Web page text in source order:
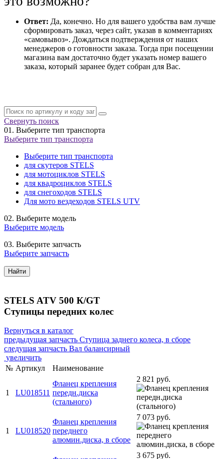
Ответ: Да, конечно. Но для вашего удобства вам лучше
сформировать заказ, через сайт, указав в комментариях
«самовывоз». Дождаться подтверждения от наших
менеджеров о готовности заказа. Тогда при посещении
магазина вам достаточно будет указать номер вашего
заказа, который заранее будет собран для Вас.
Свернуть поиск
01. Выберите тип транспорта
Выберите тип транспорта
Выберите тип транспорта
для скутеров STELS
для мотоциклов STELS
для квадроциклов STELS
для снегоходов STELS
Для мото вездеходов STELS UTV
02. Выберите модель
Выберите модель
03. Выберите запчасть
Выберите запчасть
Найти
STELS ATV 500 К/GT
Ступицы передних колес
Вернуться в каталог
предыдущая запчасть Ступица заднего колеса, в сборе
следущая запчасть Вал балансирный
увеличить
№ Артикул Наименование
1 LU018511
Фланец крепления
передн.диска
(стального)
2 821 руб.
1 LU018520
Фланец крепления
переднего
алюмин.диска, в сборе
7 073 руб.
3 675 руб.